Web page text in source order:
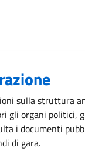
sulla struttura
gli organi politici,
i documenti
di gara.